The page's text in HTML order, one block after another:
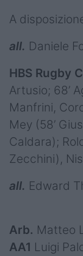
A
all. Daniele
HBS Rugby
Artusio; 68’
Manfrini,
Mey (58’
Caldara);
Zecchini),
all. Edward
Arb. Matteo
AA1 Luigi